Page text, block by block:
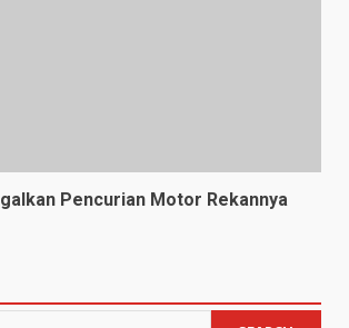
Pencurian Motor Rekannya